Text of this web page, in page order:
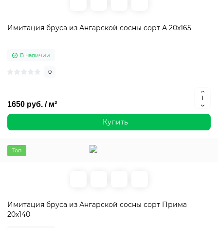
Имитация бруса из Ангарской сосны сорт А 20х165
В наличии
0
1650 руб. / м²
Купить
Топ
Имитация бруса из Ангарской сосны сорт Прима
20х140